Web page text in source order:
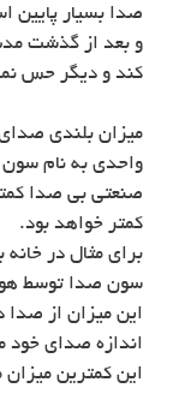
صدا بسیار
و بعد از گذشت
کند و دیگر حس
میزان بلندی
واحدی به نام
صنعتی بی صدا
کمتر خواهد بود.
سون صدا توسط
این میزان از صدا
اندازه صدای خود
این کمترین